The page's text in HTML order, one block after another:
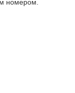
номером.